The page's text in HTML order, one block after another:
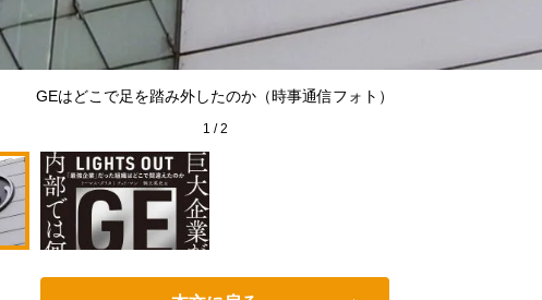
GEはどこで足を踏み外したのか（時事通信フォト）
1 /2